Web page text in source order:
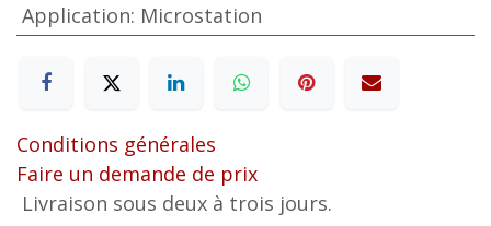
Application: Microstation
Conditions générales
Faire un demande de prix
Livraison sous deux à trois jours.